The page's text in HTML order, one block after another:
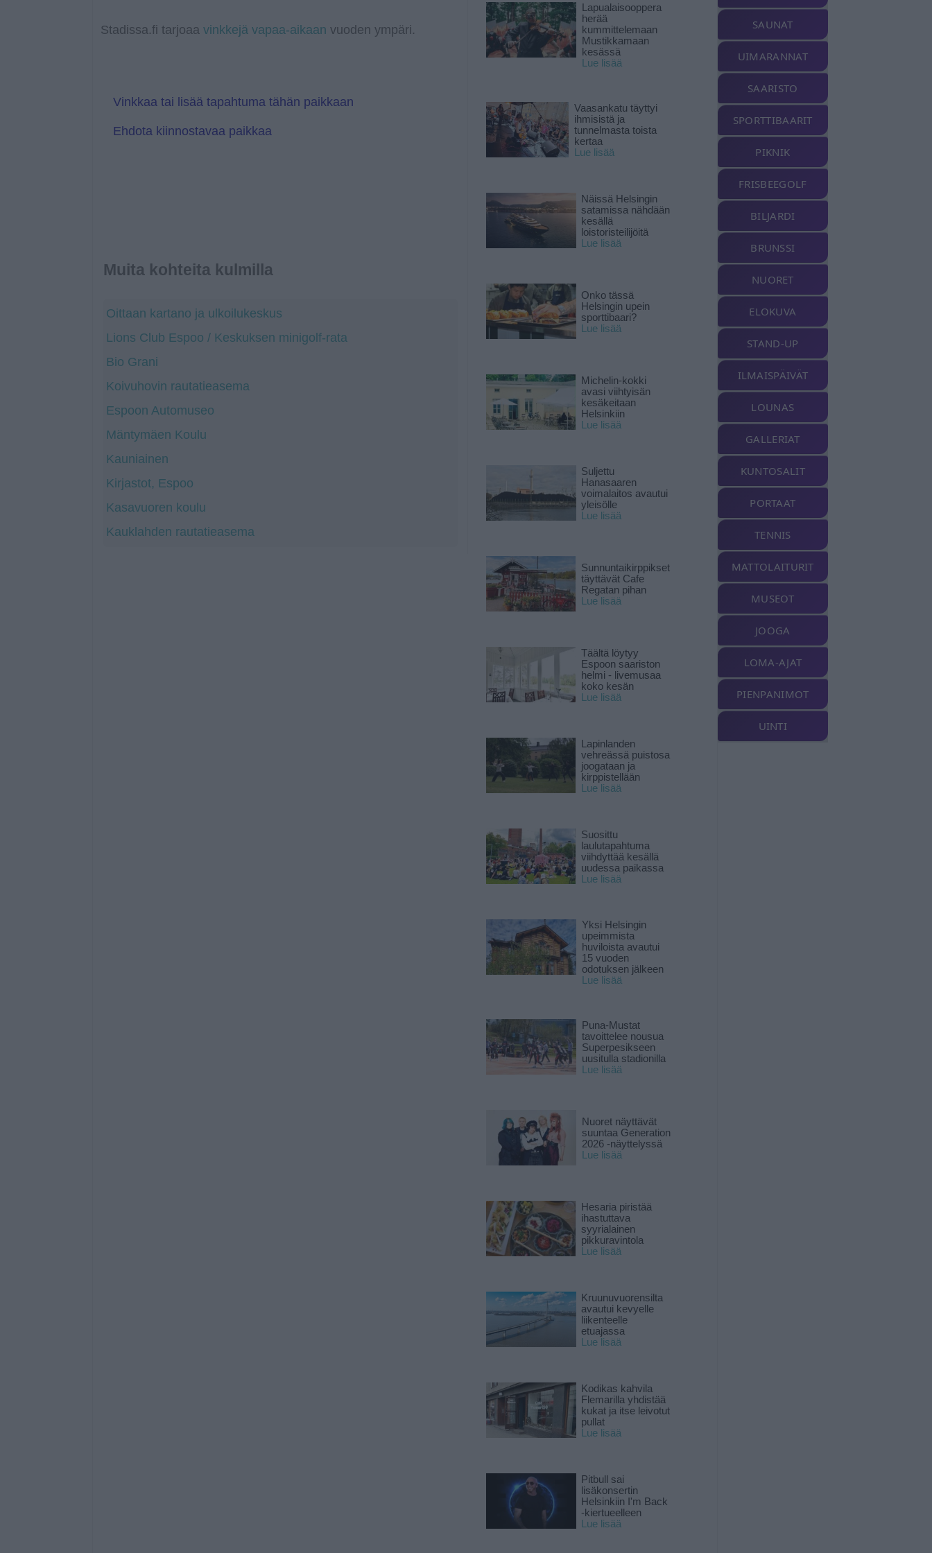
n
r
l
e
l
e
Stadissa.fi tarjoaa vinkkejä vapaa-aikaan vuoden ympäri.
Vinkkaa tai lisää tapahtuma tähän paikkaan
Ehdota kiinnostavaa paikkaa
Muita kohteita kulmilla
Oittaan kartano ja ulkoilukeskus
Lions Club Espoo / Keskuksen minigolf-rata
Bio Grani
Koivuhovin rautatieasema
Espoon Automuseo
Mäntymäen Koulu
Kauniainen
Kirjastot, Espoo
Kasavuoren koulu
Kauklahden rautatieasema
Lapualaisooppera
herää
kummittelemaan
Mustikkamaan
kesässä
Lue lisää
Vaasankatu täyttyi
ihmisistä ja
tunnelmasta toista
kertaa
Lue lisää
Näissä Helsingin
satamissa nähdään
kesällä
loistoristeilijöitä
Lue lisää
Onko tässä
Helsingin upein
sporttibaari?
Lue lisää
Michelin-kokki
avasi viihtyisän
kesäkeitaan
Helsinkiin
Lue lisää
Suljettu
Hanasaaren
voimalaitos avautui
yleisölle
Lue lisää
Sunnuntaikirppikset
täyttävät Cafe
Regatan pihan
Lue lisää
Täältä löytyy
Espoon saariston
helmi - livemusaa
koko kesän
Lue lisää
Lapinlanden
vehreässä puistosa
joogataan ja
kirppistellään
Lue lisää
Suosittu
laulutapahtuma
viihdyttää kesällä
uudessa paikassa
Lue lisää
Yksi Helsingin
upeimmista
huviloista avautui
15 vuoden
odotuksen jälkeen
Lue lisää
Puna-Mustat
tavoittelee nousua
Superpesikseen
uusitulla stadionilla
Lue lisää
Nuoret näyttävät
suuntaa Generation
2026 -näyttelyssä
Lue lisää
Hesaria piristää
ihastuttava
syyrialainen
pikkuravintola
Lue lisää
Kruunuvuorensilta
avautui kevyelle
liikenteelle
etuajassa
Lue lisää
Kodikas kahvila
Flemarilla yhdistää
kukat ja itse leivotut
pullat
Lue lisää
Pitbull sai
lisäkonsertin
Helsinkiin I'm Back
-kiertueelleen
Lue lisää
SAUNAT
UIMARANNAT
SAARISTO
SPORTTIBAARIT
PIKNIK
FRISBEEGOLF
BILJARDI
BRUNSSI
NUORET
ELOKUVA
STAND-UP
ILMAISPÄIVÄT
LOUNAS
GALLERIAT
KUNTOSALIT
PORTAAT
TENNIS
MATTOLAITURIT
MUSEOT
JOOGA
LOMA-AJAT
PIENPANIMOT
UINTI